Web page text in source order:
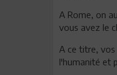
A Rome, on
vous avez le
A ce titre, vos
l'humanité et